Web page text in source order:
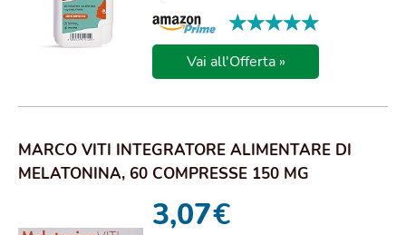
★★★★★
★★★★★
Vai all'Offerta »
MARCO VITI INTEGRATORE ALIMENTARE DI
MELATONINA, 60 COMPRESSE 150 MG
3,07€